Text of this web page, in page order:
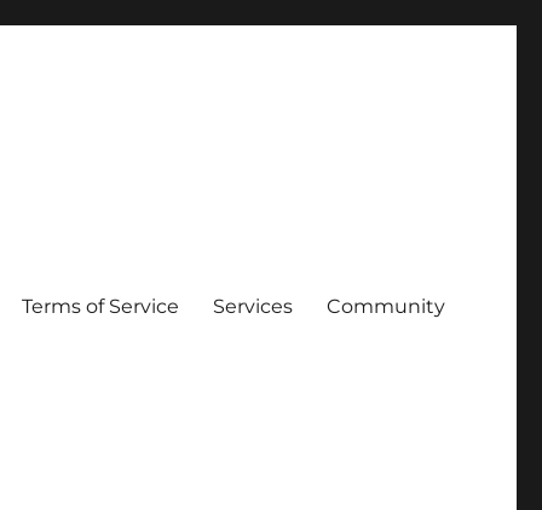
Terms of Service Services Community